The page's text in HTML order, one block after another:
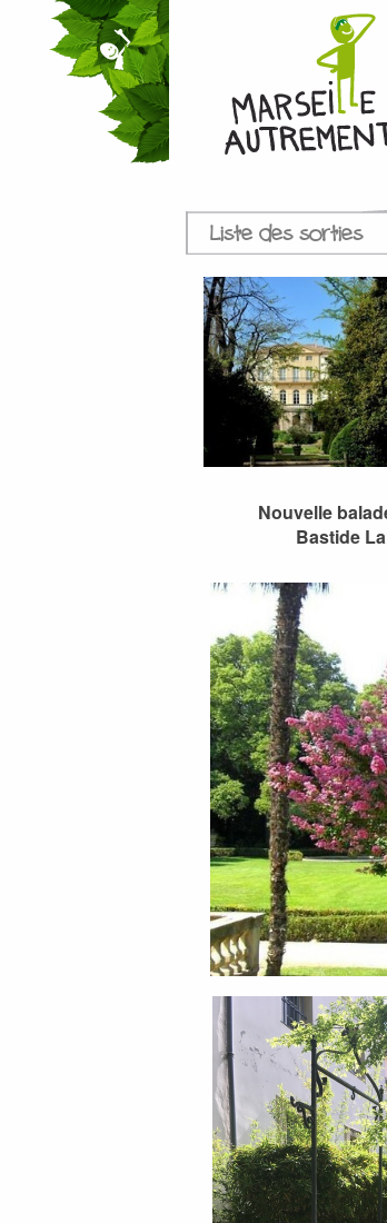
Liste des sorties
Nouvelle
Bastide